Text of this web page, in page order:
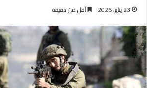
23 يناير، 2026 أقل من دقيقة